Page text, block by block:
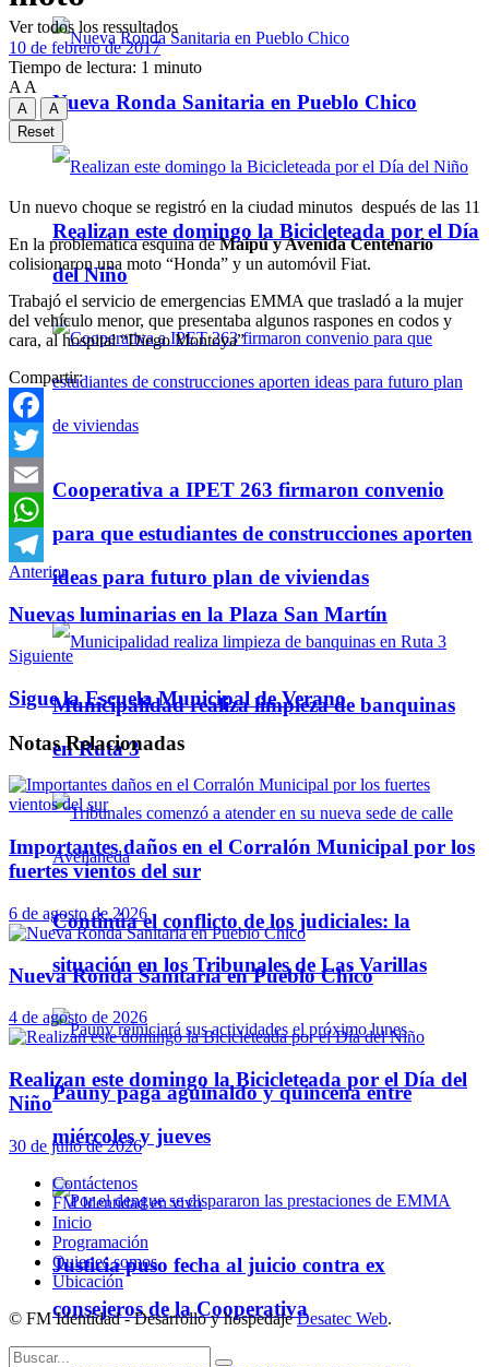
Nueva Ronda Sanitaria en Pueblo Chico
Realizan este domingo la Bicicleteada por el Día
del Niño
Cooperativa a IPET 263 firmaron convenio
para que estudiantes de construcciones aporten
ideas para futuro plan de viviendas
Municipalidad realiza limpieza de banquinas
en Ruta 3
Continúa el conflicto de los judiciales: la
situación en los Tribunales de Las Varillas
Pauny paga aguinaldo y quincena entre
miércoles y jueves
Justicia puso fecha al juicio contra ex
consejeros de la Cooperativa
Ver todos los ressultados
10 de febrero de 2017
Tiempo de lectura: 1 minuto
A A
A
A
Reset
Un nuevo choque se registró en la ciudad minutos después de las 11
En la problemática esquina deMaipú y Avenida Centenario
colisionaron una moto “Honda” y un automóvil Fiat.
Trabajó el servicio de emergencias EMMA que trasladó a la mujer
del vehículo menor, que presentaba algunos raspones en codos y
cara, al hospital “Diego Montoya”
Compartir:
Facebook
Twitter
Email
WhatsApp
Telegram
Anterior
Nuevas luminarias en la Plaza San Martín
Siguiente
Sigue la Escuela Municipal de Verano
NotasRelacionadas
Importantes daños en el Corralón Municipal por los
fuertes vientos del sur
6 de agosto de 2026
Nueva Ronda Sanitaria en Pueblo Chico
4 de agosto de 2026
Realizan este domingo la Bicicleteada por el Día del
Niño
30 de julio de 2026
Contáctenos
FM Identidad en vivo
Inicio
Programación
Quienes somos
Ubicación
© FM Identidad - Desarrollo y hospedajeDesatec Web.